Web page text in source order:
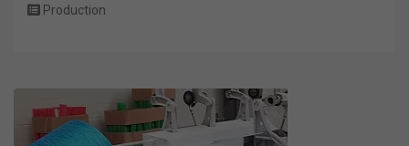
Production